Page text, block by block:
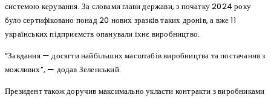
системою керування. За словами глави держави, з початку 2024 року
було сертифіковано понад 20 нових зразків таких дронів, а вже 11
українських підприємств опанували їхнє виробництво.
“Завдання — досягти найбільших масштабів виробництва та постачання з
можливих”, — додав Зеленський.
Президент також доручив максимально укласти контракти з виробниками